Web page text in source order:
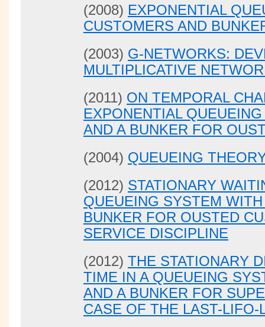
(2008) EXPONENTIAL
CUSTOMERS AND
(2003) G-NETWORKS:
MULTIPLICATIVE
(2011) ON TEMPORAL
EXPONENTIAL
AND A BUNKER FOR
(2004) QUEUEING
(2012) STATIONARY
QUEUEING SYSTEM
BUNKER FOR OUSTED
SERVICE DISCIPLINE
(2012) THE STATIONARY
TIME IN A QUEUEING
AND A BUNKER FOR
CASE OF THE LAST-LIFO-